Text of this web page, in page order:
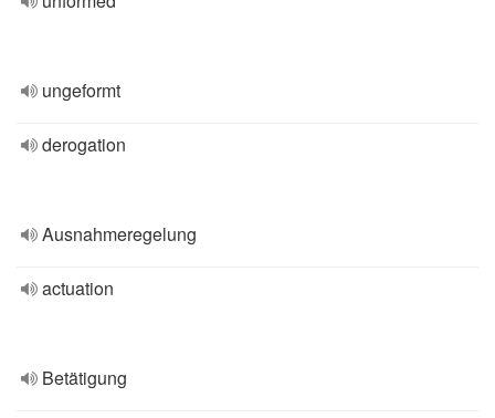
ungeformt
derogation
Ausnahmeregelung
actuation
Betätigung